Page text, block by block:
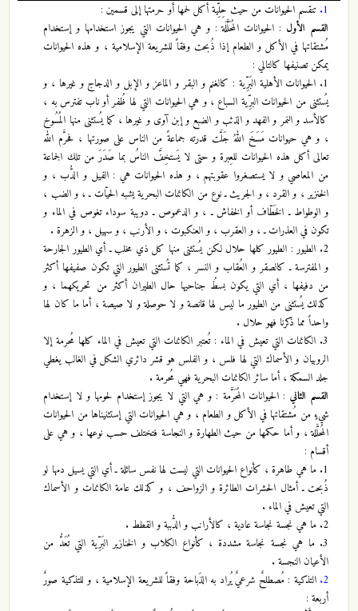
1. تنقسم الحيوانات من حيث حِلِّية أكل لحمها أو حرمتها إلى قسمين :
القسم الأول : الحيوانات المُحَلَّلَة : و هي الحيوانات التي يجوز استخدامها و إستخدام
مُشتقاتها في الأكل و الطعام إذا ذُبحت وفقاً للشريعة الإسلامية ، و هذه الحيوانات
يمكن تصنيفها كالتالي :
1. الحيوانات الأهلية البَرِّية : كالغنم و البقر و الماعز و الإبل و الدجاج و غيرها ، و
يُستثنى من الحيوانات البرِّية السباع ، و هي الحيوانات التي لها ظُفر أو ناب تفترس به ،
كالأسد و النمر و الفهد و الذئب و الضبع و إبن آوى و غيرها ، كما يُستثنى منها المُسُوخ
، و هي حيوانات مَسَخَ اللهُ جَلَّت قدرته جماعةً من الناس على صورتها ، فحرَّم الله
تعالى أكل هذه الحيوانات للعِبرة و حتى لا يَستخِفَّ الناسُ بما صَدَرَ من تلك الجماعة
من المعاصي و لا يستصغروا عقوبتهم ، و هذه الحيوانات هي : الفيل و الدُّب ، و
الخنزير ، و القرد ، و الجريث ـ نوع من الكائنات البحرية يشبه الحيّات ـ ، و الضب ،
و الوطواط ـ الخَطّاف أو الخفاش ـ ، و الدعموص ـ دويبة سوداء تغوص في الماء و
تكون في العذرات ـ ، و العقرب ، و العنكبوت ، و الأرنب ، و سهيل ، و الزهرة .
2. الطيور : الطيور كلها حلال لكن يُستثنى منها كل ذي مخلب ـ أي الطيور الجارحة
و المفترسة ـ كالصقر و العُقاب و النسر ، كما تُستثنى الطيور التي تكون صفيفها أكثر
من دفيفها ، أي التي يكون بسطُ جناحيها حال الطيران أكثر من تحريكهما ، و
كذلك يُستثنى من الطيور ما ليس لها قانصة و لا حوصلة و لا صيصة ، أما ما كان لها
واحداً مما ذكرنا فهو حلال .
3. الكائنات التي تعيش في الماء : تُعتبر الكائنات التي تعيش في الماء كلها مُحرمة إلا
الروبيان و الأسماك التي لها فلس ، و الفلس هو قشر دائري الشكل في الغالب يغطي
جلد السمكة ، أما سائر الكائنات البحرية فهي مُحرمة .
القسم الثاني : الحيوانات المُحَرَّمة : و هي التي لا يجوز إستخدام لحومها و لا إستخدام
شيءٍ من مُشتقاتها في الأكل و الطعام ، و هي الحيوانات التي إستثنيناها من الحيوانات
المُحلَّلة ، و أما حكمها من حيث الطهارة و النجاسة فتختلف حسب نوعها ، و هي على
أقسام :
1. ما هي طاهرة ، كأنواع الحيوانات التي ليست لها نفس سائلة ـ أي التي يسيل دمها لو
ذُبحت ـ أمثال الحشرات الطائرة و الزواحف ، و كذلك عامة الكائنات و الأسماك
التي تعيش في الماء .
2. ما هي نجسة نجاسة عادية ، كالأرانب و الدُّببة و القطط .
3. ما هي نجسة نجاسة مشددة ، كأنواع الكلاب و الخنازير البَرِّية التي تُعَدُّ من
الأعيان النجسة .
2. التذكية : مُصطلحٌ شرعيٌ يُراد به الذَباحة وفقاً للشريعة الإسلامية ، و للتذكية صورٌ
أربعة :